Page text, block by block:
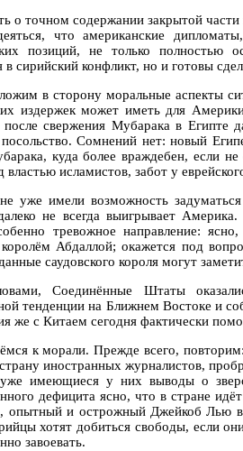
о точном содержании закрытой
что американские
позиций, не только полностью
сирийский конфликт, но и готовы
в сторону моральные аспекты
издержек может иметь для
свержения Мубарака в Египте
посольство. Сомнений нет: новый
куда более враждебен, если
властью исламистов, забот у
уже имели возможность
не всегда выигрывает
тревожное направление:
Абдаллой; окажется под
саудовского короля могут
Соединённые Штаты
тенденции на Ближнем Востоке и
же с Китаем сегодня фактически
к морали. Прежде всего,
иностранных журналистов,
имеющиеся у них выводы о
дефицита ясно, что в стране
опытный и острожный Джейкоб Лью
хотят добиться свободы, если
завоевать.